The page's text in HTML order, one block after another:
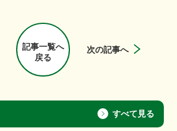
記事一覧へ
戻る
次の記事へ
すべて見る